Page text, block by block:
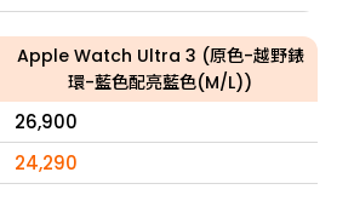
Apple Watch Ultra 3 (原色-越野錶
環-藍色配亮藍色(M/L))
26,900
24,290